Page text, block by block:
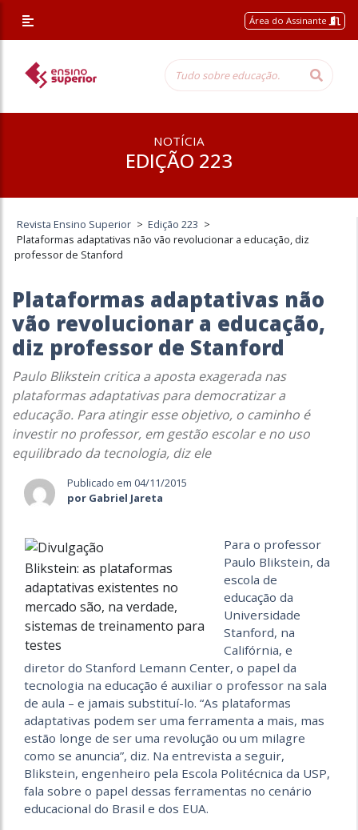
Área do Assinante
NOTÍCIA
EDIÇÃO 223
Revista Ensino Superior > Edição 223 >
Plataformas adaptativas não vão revolucionar a educação, diz
professor de Stanford
Plataformas adaptativas não
vão revolucionar a educação,
diz professor de Stanford
Paulo Blikstein critica a aposta exagerada nas
plataformas adaptativas para democratizar a
educação. Para atingir esse objetivo, o caminho é
investir no professor, em gestão escolar e no uso
equilibrado da tecnologia, diz ele
Publicado em 04/11/2015
por Gabriel Jareta
Blikstein: as plataformas
adaptativas existentes no
mercado são, na verdade,
sistemas de treinamento para
testes
Para o professor
Paulo Blikstein, da
escola de
educação da
Universidade
Stanford, na
Califórnia, e
diretor do Stanford Lemann Center, o papel da
tecnologia na educação é auxiliar o professor na sala
de aula – e jamais substituí-lo. “As plataformas
adaptativas podem ser uma ferramenta a mais, mas
estão longe de ser uma revolução ou um milagre
como se anuncia”, diz. Na entrevista a seguir,
Blikstein, engenheiro pela Escola Politécnica da USP,
fala sobre o papel dessas ferramentas no cenário
educacional do Brasil e dos EUA.